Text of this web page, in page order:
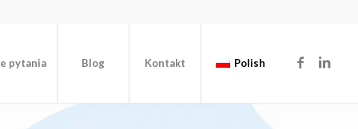
pytania Blog Kontakt Polish